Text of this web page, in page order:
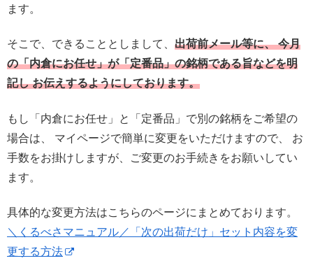
ます。
そこで、できることとしまして、 出荷前メール等に、 今月
の「内倉にお任せ」が「定番品」の銘柄である旨などを明
記し お伝えするようにしております。
もし「内倉にお任せ」と「定番品」で別の銘柄をご希望の
場合は、 マイページで簡単に変更をいただけますので、 お
手数をお掛けしますが、ご変更のお手続きをお願いしてい
ます。
具体的な変更方法はこちらのページにまとめております。
＼くるべさマニュアル／「次の出荷だけ」セット内容を変
更する方法